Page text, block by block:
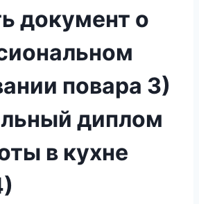
документ о
повара 3)
диплом
в кухне